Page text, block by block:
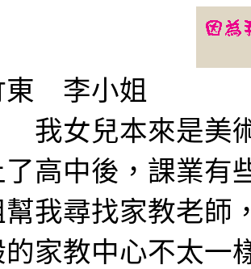
東 李小姐
女兒本來是美術
了高中後，課業
幫我尋找家教老師
的家教中心不太一